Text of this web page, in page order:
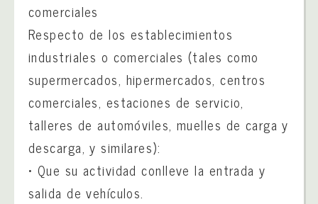
comerciales
Respecto de los establecimientos
industriales o comerciales (tales como
supermercados, hipermercados, centros
comerciales, estaciones de servicio,
talleres de automóviles, muelles de carga y
descarga, y similares):
• Que su actividad conlleve la entrada y
salida de vehículos.